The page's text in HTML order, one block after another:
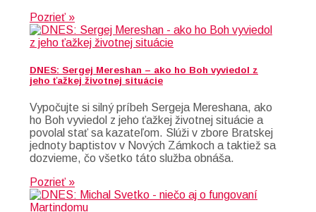
Pozrieť »
DNES: Sergej Mereshan – ako ho Boh vyviedol z
jeho ťažkej životnej situácie
Vypočujte si silný príbeh Sergeja Mereshana, ako
ho Boh vyviedol z jeho ťažkej životnej situácie a
povolal stať sa kazateľom. Slúži v zbore Bratskej
jednoty baptistov v Nových Zámkoch a taktiež sa
dozvieme, čo všetko táto služba obnáša.
Pozrieť »